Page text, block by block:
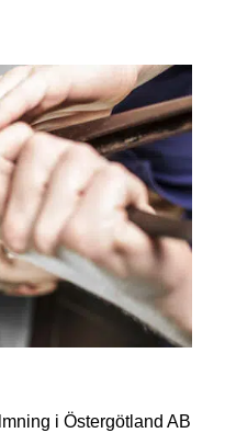
i Östergötland AB